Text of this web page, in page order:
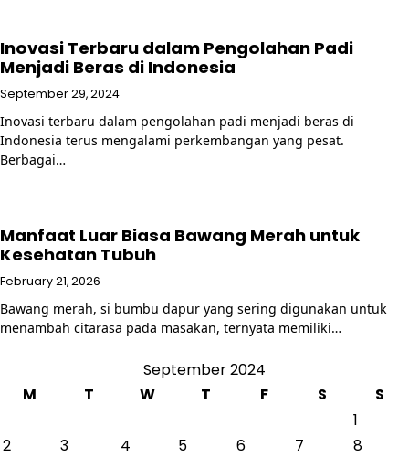
Inovasi Terbaru dalam Pengolahan Padi
Menjadi Beras di Indonesia
September 29, 2024
Inovasi terbaru dalam pengolahan padi menjadi beras di
Indonesia terus mengalami perkembangan yang pesat.
Berbagai…
Manfaat Luar Biasa Bawang Merah untuk
Kesehatan Tubuh
February 21, 2026
Bawang merah, si bumbu dapur yang sering digunakan untuk
menambah citarasa pada masakan, ternyata memiliki…
September 2024
M
T W T F S
S
1
2
3 4 5 6 7
8